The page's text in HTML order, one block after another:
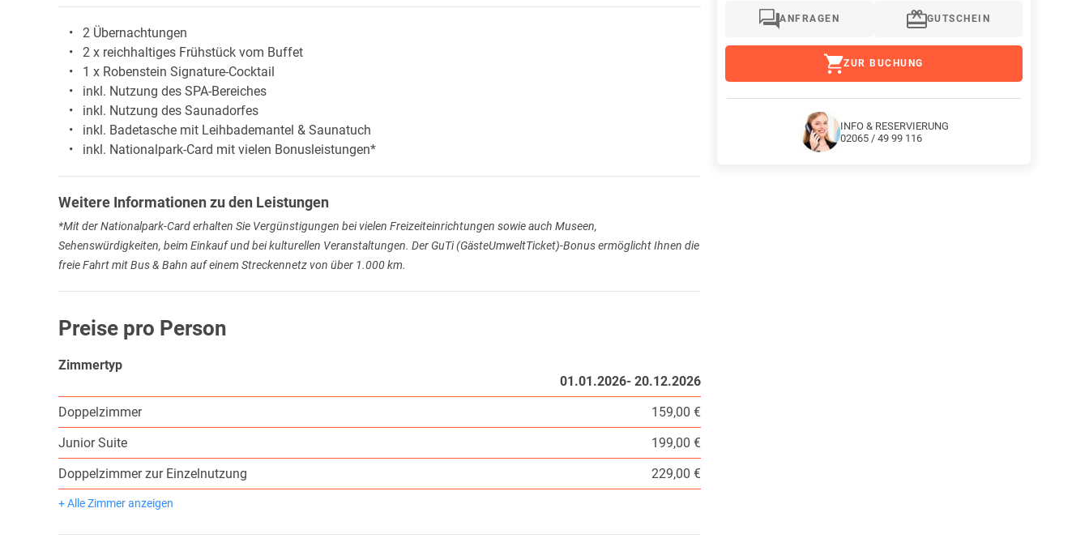
2 Übernachtungen
2 x reichhaltiges Frühstück vom Buffet
1 x Robenstein Signature-Cocktail
inkl. Nutzung des SPA-Bereiches
inkl. Nutzung des Saunadorfes
inkl. Badetasche mit Leihbademantel & Saunatuch
inkl. Nationalpark-Card mit vielen Bonusleistungen*
Weitere Informationen zu den Leistungen
*Mit der Nationalpark-Card erhalten Sie Vergünstigungen bei vielen Freizeiteinrichtungen sowie auch Museen,
Sehenswürdigkeiten, beim Einkauf und bei kulturellen Veranstaltungen. Der GuTi (GästeUmweltTicket)-Bonus ermöglicht Ihnen die
freie Fahrt mit Bus & Bahn auf einem Streckennetz von über 1.000 km.
Preise pro Person
Zimmertyp
Doppelzimmer
Junior Suite
Doppelzimmer zur Einzelnutzung
+ Alle Zimmer anzeigen
01.01.2026- 20.12.2026
159,00 €
199,00 €
229,00 €
ANFRAGEN GUTSCHEIN
ZUR BUCHUNG
INFO & RESERVIERUNG
02065 / 49 99 116